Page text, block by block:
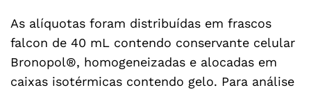
As alíquotas foram distribuídas em frascos
falcon de 40 mL contendo conservante celular
Bronopol®, homogeneizadas e alocadas em
caixas isotérmicas contendo gelo. Para análise